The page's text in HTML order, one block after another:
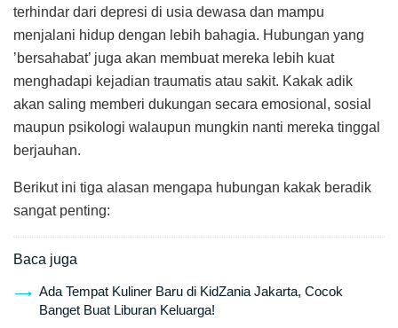
terhindar dari depresi di usia dewasa dan mampu
menjalani hidup dengan lebih bahagia. Hubungan yang
’bersahabat’ juga akan membuat mereka lebih kuat
menghadapi kejadian traumatis atau sakit. Kakak adik
akan saling memberi dukungan secara emosional, sosial
maupun psikologi walaupun mungkin nanti mereka tinggal
berjauhan.
Berikut ini tiga alasan mengapa hubungan kakak beradik
sangat penting:
Baca juga
Ada Tempat Kuliner Baru di KidZania Jakarta, Cocok
Banget Buat Liburan Keluarga!